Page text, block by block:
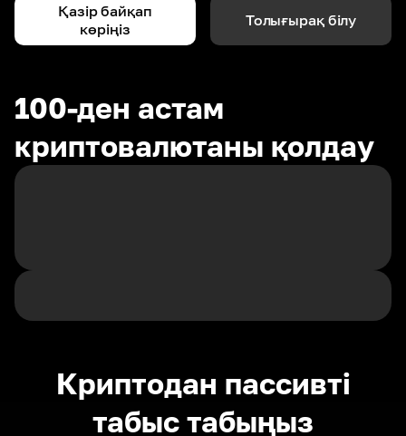
Қазір байқап
көріңіз
Толығырақ білу
100-ден астам
криптовалютаны қолдау
Криптодан пассивті
табыс табыңыз